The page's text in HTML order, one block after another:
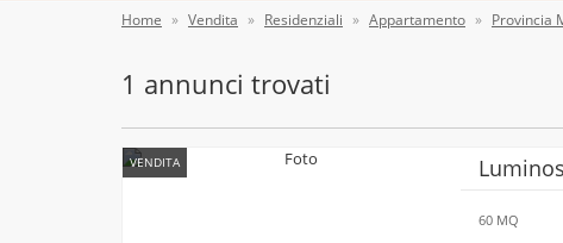
Home Vendita Residenziali Appartamento Provincia
1 annunci trovati
VENDITA
60 MQ